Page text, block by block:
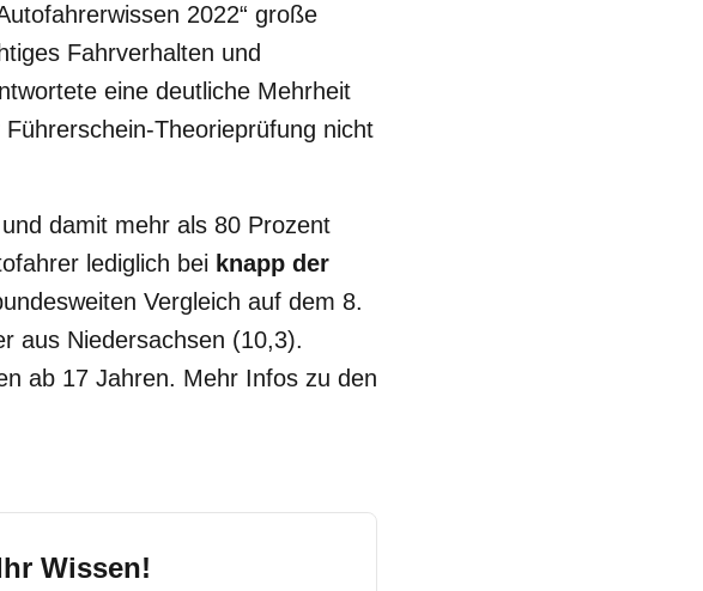
2022“ große
Fahrverhalten und
eine deutliche Mehrheit
Theorieprüfung nicht
damit mehr als 80 Prozent
lediglich bei knapp der
Vergleich auf dem 8.
aus Niedersachsen (10,3).
ab 17 Jahren. Mehr Infos zu den
Wissen!